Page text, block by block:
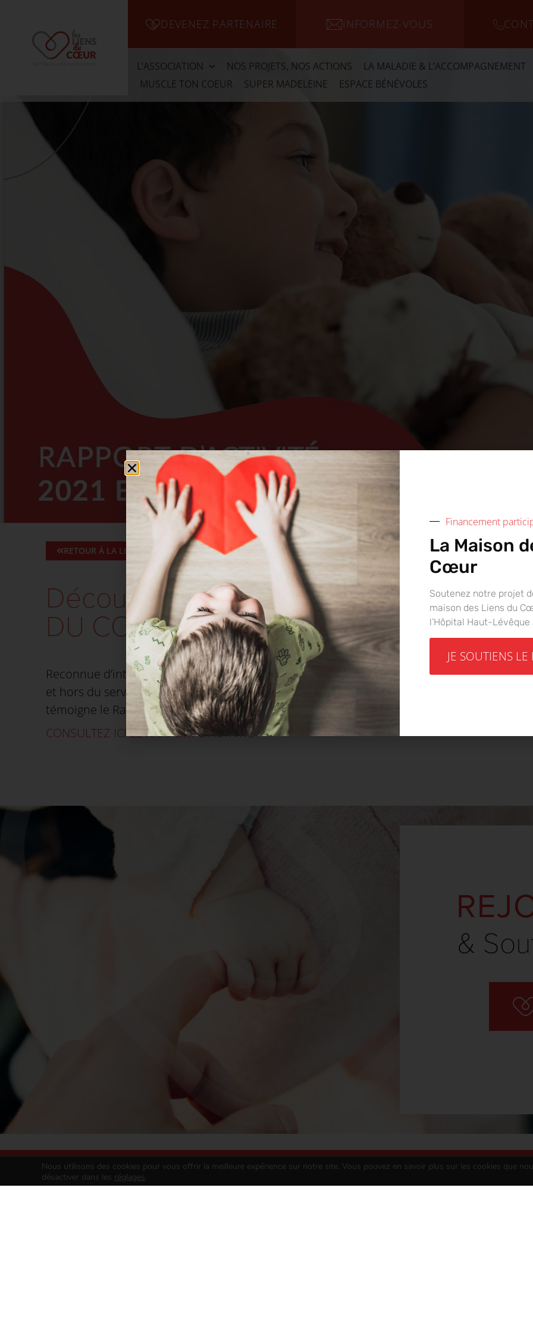
DEVENEZ PARTENAIRE INFORMEZ-VOUS
L’ASSOCIATION NOS PROJETS, NOS ACTIONS
LA MALADIE & L’ACCOMPAGNEMENT
MUSCLE TON COEUR
SUPER MADELEINE ESPACE BÉNÉVOLES
RETOUR À LA LISTE DES ARTICLES
Découvrez le Rapport d’Activité 2021
DU COEUR
Reconnue d’intérêt général, l’association des LIENS DU COEUR ne cesse de se
et hors du service des cardiopathies congénitales du CHU DE BORDEAUX mais aussi la
témoigne le Rapport d’Activité de l’association que vous pouvez consulter en cliquant sur
CONSULTEZ ICI LE RAPPORT D’ACTIVITÉ
&
Nous utilisons des cookies pour vous offrir la meilleure expérience sur notre site. Vous pouvez en savoir plus sur les cookies que
désactiver dans les réglages.
Financement
La Maison
Cœur
Soutenez notre projet
maison des Liens du
l’Hôpital Haut-Lévêque
JE SOUTIENS LE